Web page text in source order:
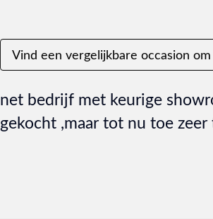
Vind een vergelijkbare occasion
net bedrijf met keurige
gekocht ,maar tot nu toe